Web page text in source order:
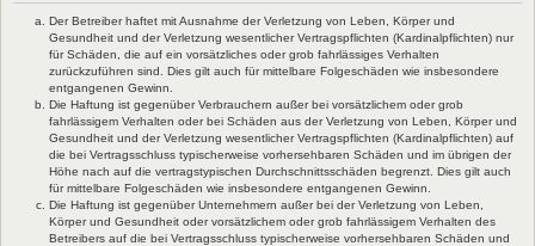
Der Betreiber haftet mit Ausnahme der Verletzung von Leben, Körper und
Gesundheit und der Verletzung wesentlicher Vertragspflichten (Kardinalpflichten) nur
für Schäden, die auf ein vorsätzliches oder grob fahrlässiges Verhalten
zurückzuführen sind. Dies gilt auch für mittelbare Folgeschäden wie insbesondere
entgangenen Gewinn.
Die Haftung ist gegenüber Verbrauchern außer bei vorsätzlichem oder grob
fahrlässigem Verhalten oder bei Schäden aus der Verletzung von Leben, Körper und
Gesundheit und der Verletzung wesentlicher Vertragspflichten (Kardinalpflichten) auf
die bei Vertragsschluss typischerweise vorhersehbaren Schäden und im übrigen der
Höhe nach auf die vertragstypischen Durchschnittsschäden begrenzt. Dies gilt auch
für mittelbare Folgeschäden wie insbesondere entgangenen Gewinn.
Die Haftung ist gegenüber Unternehmern außer bei der Verletzung von Leben,
Körper und Gesundheit oder vorsätzlichem oder grob fahrlässigem Verhalten des
Betreibers auf die bei Vertragsschluss typischerweise vorhersehbaren Schäden und